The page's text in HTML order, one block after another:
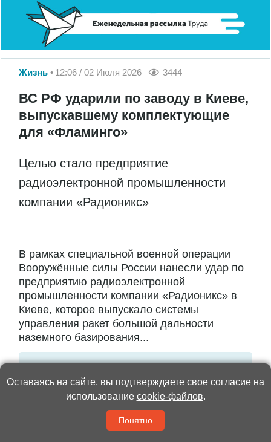
Жизнь 12:06 / 02 Июля 2026 3444
ВС РФ ударили по заводу в Киеве,
выпускавшему комплектующие
для «Фламинго»
Целью стало предприятие
радиоэлектронной промышленности
компании «Радионикс»
В рамках специальной военной операции
Вооружённые силы России нанесли удар по
предприятию радиоэлектронной
промышленности компании «Радионикс» в
Киеве, которое выпускало системы
управления ракет большой дальности
наземного базирования...
00:03 / 03 Июля 2026 3414
Оставаясь на сайте, вы подтверждаете свое согласие на
использование cookie-файлов.
Понятно